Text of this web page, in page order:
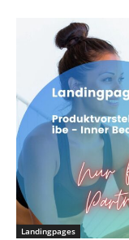
Landingpages